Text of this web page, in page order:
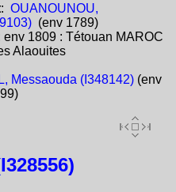
: OUANOUNOU,
(env 1789)
env 1809 : Tétouan MAROC
Alaouites
Messaouda (I348142)(env